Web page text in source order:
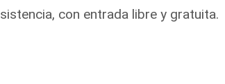
con entrada libre y gratuita.